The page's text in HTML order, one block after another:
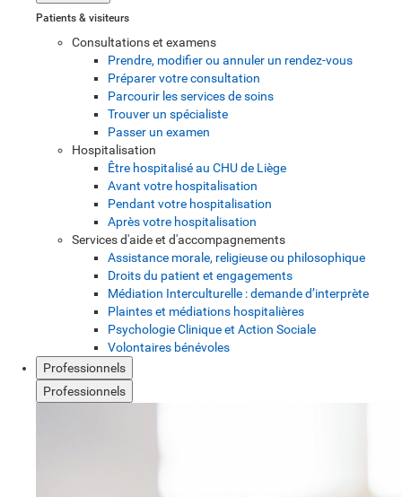
Patients & visiteurs
Consultations et examens
Prendre, modifier ou annuler un rendez-vous
Préparer votre consultation
Parcourir les services de soins
Trouver un spécialiste
Passer un examen
Hospitalisation
Être hospitalisé au CHU de Liège
Avant votre hospitalisation
Pendant votre hospitalisation
Après votre hospitalisation
Services d'aide et d'accompagnements
Assistance morale, religieuse ou philosophique
Droits du patient et engagements
Médiation Interculturelle : demande d’interprète
Plaintes et médiations hospitalières
Psychologie Clinique et Action Sociale
Volontaires bénévoles
Professionnels
Professionnels